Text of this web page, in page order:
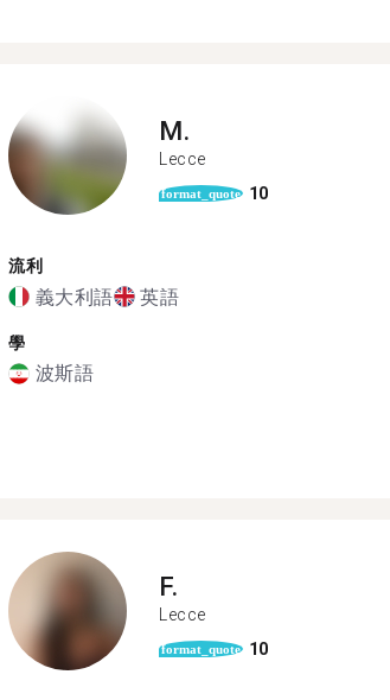
M.
Lecce
format_quote 10
流利
義大利語 英語
學
波斯語
F.
Lecce
format_quote 10